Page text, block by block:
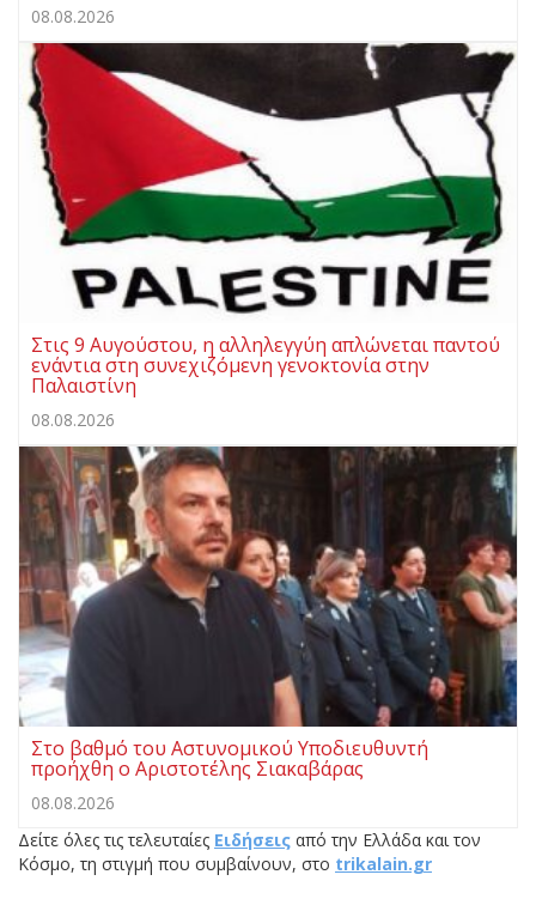
08.08.2026
Στις 9 Αυγούστου, η αλληλεγγύη απλώνεται παντού
ενάντια στη συνεχιζόμενη γενοκτονία στην
Παλαιστίνη
08.08.2026
Στο βαθμό του Αστυνομικού Υποδιευθυντή
προήχθη ο Αριστοτέλης Σιακαβάρας
08.08.2026
Δείτε όλες τις τελευταίες Ειδήσεις από την Ελλάδα και τον
Κόσμο, τη στιγμή που συμβαίνουν, στο trikalain.gr